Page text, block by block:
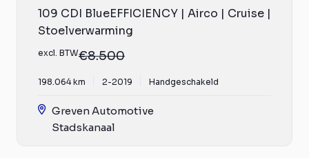
109 CDI BlueEFFICIENCY | Airco | Cruise |
Stoelverwarming
excl. BTW€8.500
198.064 km 2-2019 Handgeschakeld
Greven Automotive
Stadskanaal